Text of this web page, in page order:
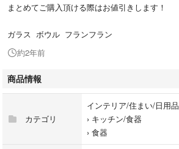
まとめてご購入頂ける際はお値引きします！
ガラス ボウル フランフラン
約2年前
商品情報
カテゴリ
インテリア/住まい/日用品
› キッチン/食器
› 食器